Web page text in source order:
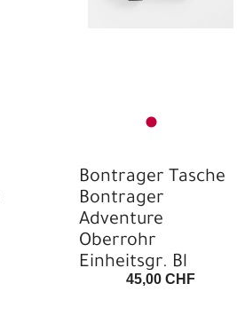
Bontrager Tasche
Bontrager
Adventure
Oberrohr
Einheitsgr. Bl
45,00 CHF